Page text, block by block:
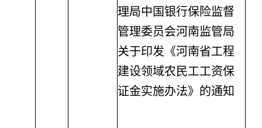
理局中国银行保险监督
管理委员会河南监管局
关于印发《河南省工程
建设领域农民工工资保
证金实施办法》的通知